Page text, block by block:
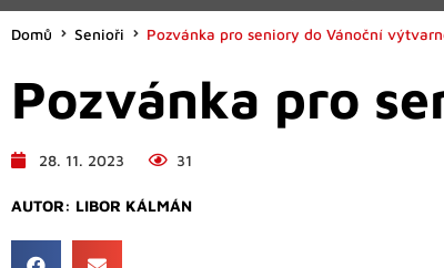
Domů Senioři Pozvánka pro seniory do Vánoční
Pozvánka pro
28. 11. 2023 31
AUTOR: LIBOR KÁLMÁN